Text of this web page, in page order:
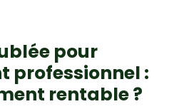
pour
professionnel :
rentable ?